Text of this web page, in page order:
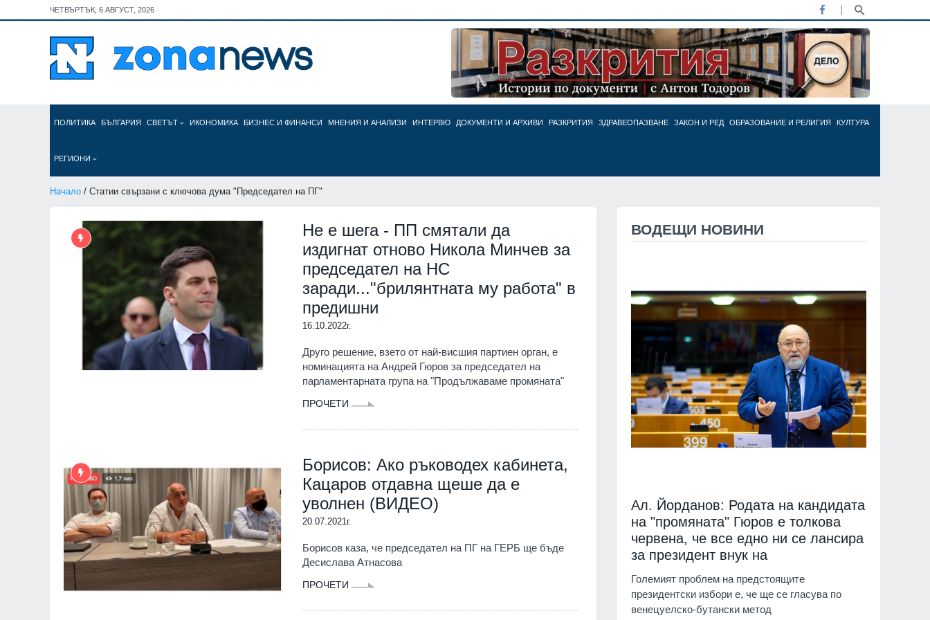
ЧЕТВЪРТЪК, 6 АВГУСТ, 2026
ПОЛИТИКА БЪЛГАРИЯ СВЕТЪТ ИКОНОМИКА БИЗНЕС И ФИНАНСИ МНЕНИЯ И АНАЛИЗИ ИНТЕРВЮ ДОКУМЕНТИ И АРХИВИ РАЗКРИТИЯ ЗДРАВЕОПАЗВАНЕ ЗАКОН И РЕД ОБРАЗОВАНИЕ И РЕЛИГИЯ КУЛТУРА
РЕГИОНИ
Начало / Статии свързани с ключова дума "Председател на ПГ"
Не е шега - ПП смятали да
издигнат отново Никола Минчев за
председател на НС
заради..."брилянтната му работа" в
предишни
16.10.2022г.
Друго решение, взето от най-висшия партиен орган, е
номинацията на Андрей Гюров за председател на
парламентарната група на "Продължаваме промяната"
ПРОЧЕТИ
Борисов: Ако ръководех кабинета,
Кацаров отдавна щеше да е
уволнен (ВИДЕО)
20.07.2021г.
Борисов каза, че председател на ПГ на ГЕРБ ще бъде
Десислава Атнасова
ПРОЧЕТИ
ВОДЕЩИ НОВИНИ
Ал. Йорданов: Родата на кандидата
на "промяната" Гюров е толкова
червена, че все едно ни се лансира
за президент внук на
Големият проблем на предстоящите
президентски избори е, че ще се гласува по
венецуелско-бутански метод